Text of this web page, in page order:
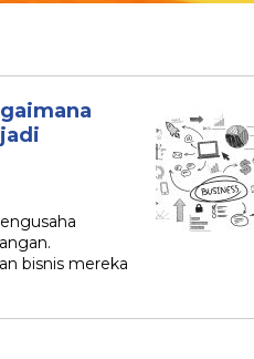
bisnis mereka